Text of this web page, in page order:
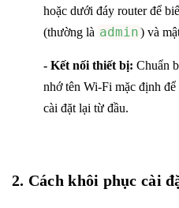
hoặc dưới đáy router để
(thường là admin) và
- Kết nối thiết bị: Chuẩn
nhớ tên Wi-Fi mặc định
cài đặt lại từ đầu.
2. Cách khôi phục cài